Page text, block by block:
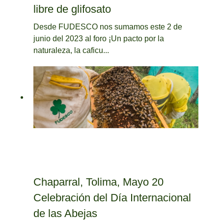
libre de glifosato
Desde FUDESCO nos sumamos este 2 de
junio del 2023 al foro ¡Un pacto por la
naturaleza, la caficu...
Chaparral, Tolima, Mayo 20
Celebración del Día Internacional
de las Abejas